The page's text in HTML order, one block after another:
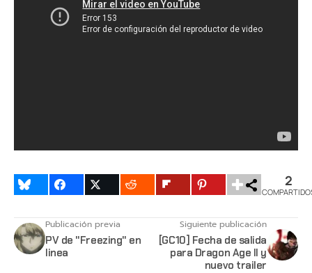
2
Publicación previa
PV de "Freezing" en
linea
Siguiente publicación
[GC10] Fecha de salida
para Dragon Age II y
nuevo trailer